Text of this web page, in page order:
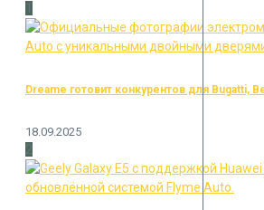
1
Dreame готовит конкурентов для Bugatti,
18.09.2025
2